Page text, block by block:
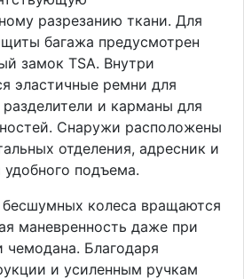
разрезанию ткани. Для
багажа предусмотрен
замок TSA. Внутри
эластичные ремни для
и карманы для
Снаружи расположены
отделения, адресник и
подъема.
колеса вращаются
маневренность даже при
чемодана. Благодаря
и усиленным ручкам